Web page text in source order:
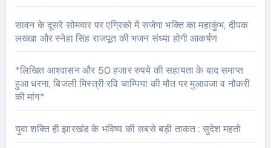
सावन के दूसरे सोमवार पर एग्रिको में सजेगा भक्ति का महाकुंभ, दीपक
लख्खा और स्नेहा सिंह राजपूत की भजन संध्या होगी आकर्षण
*लिखित आश्वासन और 50 हजार रुपये की सहायता के बाद समाप्त
हुआ धरना, बिजली मिस्त्री रवि चाम्पिया की मौत पर मुआवजा व नौकरी
की मांग*
युवा शक्ति ही झारखंड के भविष्य की सबसे बड़ी ताकत : सुदेश महतो